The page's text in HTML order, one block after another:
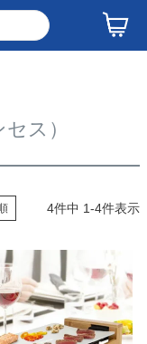
ス）
4件中 1-4件表示